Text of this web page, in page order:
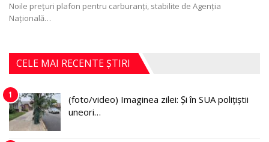
Noile preţuri plafon pentru carburanţi, stabilite de Agenţia
Naţională…
CELE MAI RECENTE ȘTIRI
1
(foto/video) Imaginea zilei: Și în SUA polițiștii
uneori…